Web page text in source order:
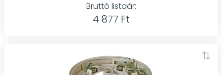
Bruttó listaár:
4 877 Ft